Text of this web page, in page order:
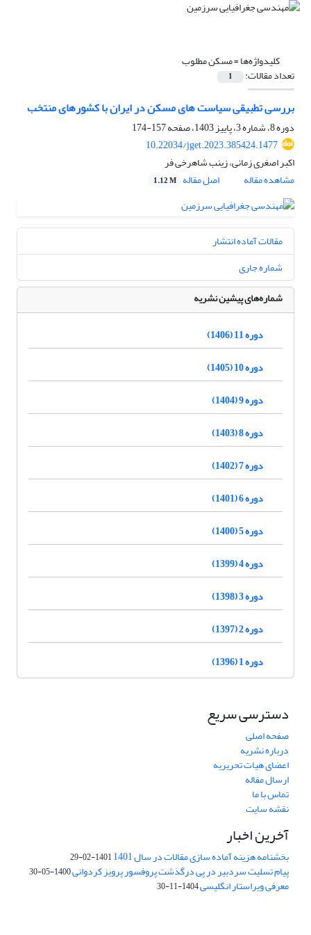
کلیدواژه‌ها =مسکن مطلوب
تعداد مقالات: 1
بررسی تطبیقی سیاست های مسکن در ایران با کشورهای منتخب
دوره 8، شماره 3، پاییز 1403، صفحه
157-174
10.22034/jget.2023.385424.1477
اکبر اصغری زمانی، زینب شاهرخی فر
مشاهده مقاله
اصل مقاله 1.12 M
مقالات آماده انتشار
شماره جاری
شماره‌های پیشین نشریه
دوره 11 (1406)
دوره 10 (1405)
دوره 9 (1404)
دوره 8 (1403)
دوره 7 (1402)
دوره 6 (1401)
دوره 5 (1400)
دوره 4 (1399)
دوره 3 (1398)
دوره 2 (1397)
دوره 1 (1396)
دسترسی سریع
صفحه اصلی
درباره نشریه
اعضای هیات تحریریه
ارسال مقاله
تماس با ما
نقشه سایت
آخرین اخبار
بخشنامه هزینه آماده سازی مقالات در سال 1401 1401-02-29
پیام تسلیت سردبیر در پی درگذشت پروفسور پرویز کردوانی1400-05-30
معرفی ویراستار انگلیسی1404-11-30